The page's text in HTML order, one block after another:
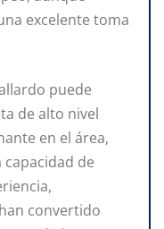
excelente toma
puede
de alto nivel
en el área,
de
convertido